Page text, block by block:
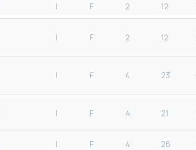
I F 2 12
I F 2 12
I F 4 23
I F 4 21
I F 4 26